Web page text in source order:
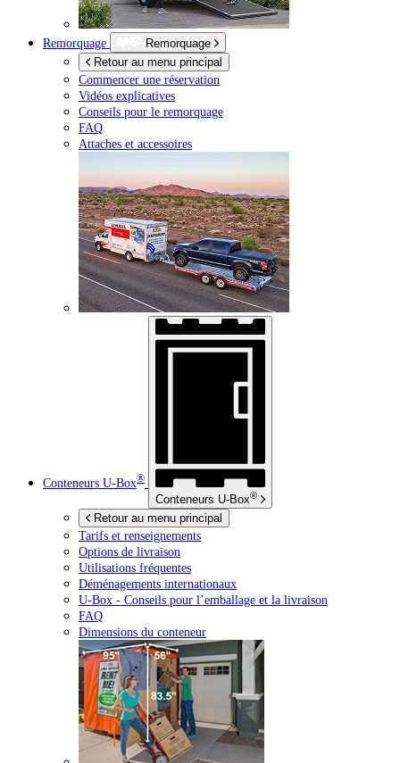
Remorquage
Remorquage
Retour au menu principal
Commencer une réservation
Vidéos explicatives
Conseils pour le remorquage
FAQ
Attaches et accessoires
Conteneurs U-Box®
Conteneurs U-Box®
Retour au menu principal
Tarifs et renseignements
Options de livraison
Utilisations fréquentes
Déménagements internationaux
U-Box - Conseils pour l’emballage et la livraison
FAQ
Dimensions du conteneur